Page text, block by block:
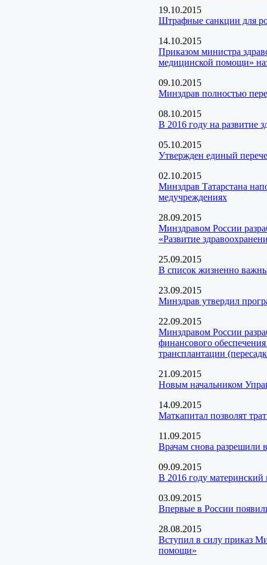
19.10.2015
Штрафные санкции для
14.10.2015
Приказом министра
медицинской помощи»
09.10.2015
Минздрав полностью
08.10.2015
В 2016 году на развитие
05.10.2015
Утвержден единый
02.10.2015
Минздрав Татарстана
медучреждениях
28.09.2015
Минздравом России
«Развитие
25.09.2015
В список жизненно
23.09.2015
Минздрав утвердил
22.09.2015
Минздравом России
финансового
трансплантации
21.09.2015
Новым начальником
14.09.2015
Маткапитал позволят
11.09.2015
Врачам снова разрешили
09.09.2015
В 2016 году материнский
03.09.2015
Впервые в России
28.08.2015
Вступил в силу приказ
помощи»